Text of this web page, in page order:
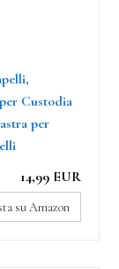
Custodia
per
14,99 EUR
su Amazon